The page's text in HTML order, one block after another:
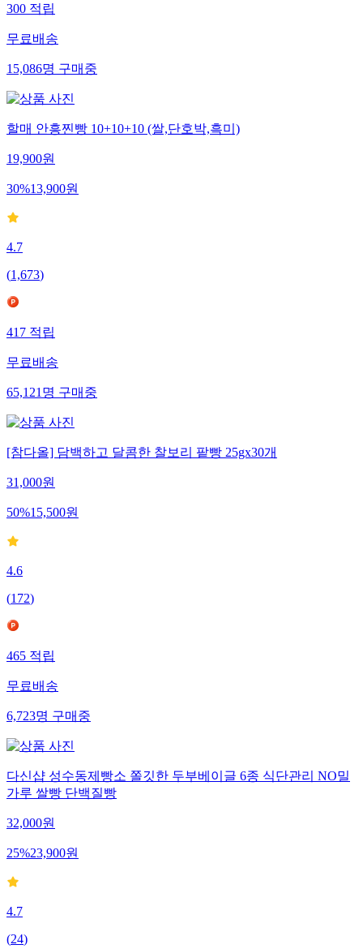
300 적립
무료배송
15,086명 구매중
할매 안흥찐빵 10+10+10 (쌀,단호박,흑미)
19,900원
30%13,900원
4.7
(1,673)
417 적립
무료배송
65,121 명 구매중
[참다올] 담백하고 달콤한 찰보리 팥빵 25gx30개
31,000원
50%15,500원
4.6
(172)
465 적립
무료배송
6,723명 구매중
다신샵 성수동제빵소 쫄깃한 두부베이글 6종 식단관리 NO밀
가루 쌀빵 단백질빵
32,000원
25%23,900원
4.7
(24)